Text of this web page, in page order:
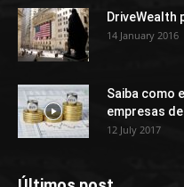
DriveWealth
14 January 2016
Saiba como
empresas
12 July 2017